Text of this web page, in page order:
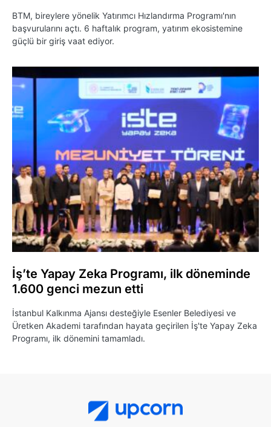
BTM, bireylere yönelik Yatırımcı Hızlandırma Programı'nın
başvurularını açtı. 6 haftalık program, yatırım ekosistemine
güçlü bir giriş vaat ediyor.
İş’te Yapay Zeka Programı, ilk döneminde
1.600 genci mezun etti
İstanbul Kalkınma Ajansı desteğiyle Esenler Belediyesi ve
Üretken Akademi tarafından hayata geçirilen İş'te Yapay Zeka
Programı, ilk dönemini tamamladı.